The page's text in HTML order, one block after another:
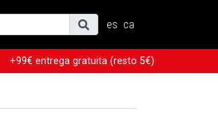
es ca
+99€ entrega gratuita (resto 5€)